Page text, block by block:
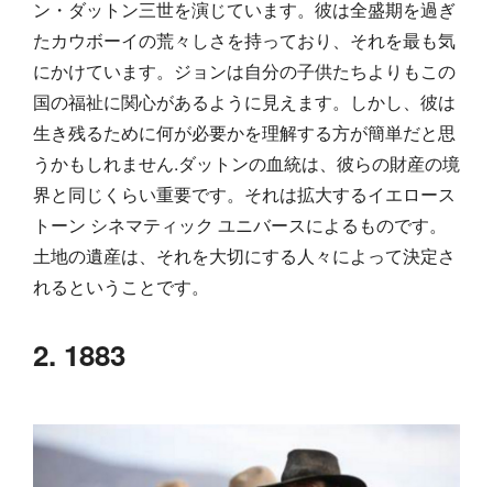
ン・ダットン三世を演じています。彼は全盛期を過ぎ
たカウボーイの荒々しさを持っており、それを最も気
にかけています。ジョンは自分の子供たちよりもこの
国の福祉に関心があるように見えます。しかし、彼は
生き残るために何が必要かを理解する方が簡単だと思
うかもしれません.ダットンの血統は、彼らの財産の境
界と同じくらい重要です。それは拡大するイエロース
トーン シネマティック ユニバースによるものです。
土地の遺産は、それを大切にする人々によって決定さ
れるということです。
2. 1883